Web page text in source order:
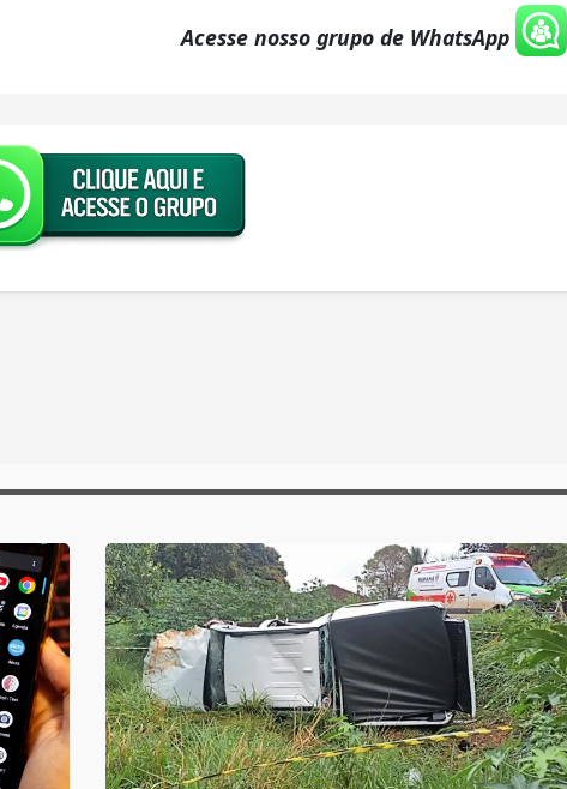
Acesse nosso grupo de WhatsApp